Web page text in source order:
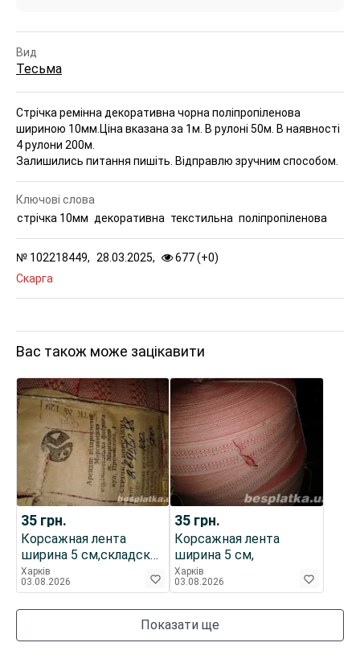
Вид
Тесьма
Стрічка ремінна декоративна чорна поліпропіленова
шириною 10мм. Ціна вказана за 1м. В рулоні 50м. В наявності
4 рулони 200м.
Залишились питання пишіть. Відправлю зручним способом.
№ 102218449, 28.03.2025, 677 (+0)
Скарга
Ключові слова
стрічка 10мм декоративна текстильна поліпропіленова
Вас також може зацікавити
35 грн.
Корсажная лента
ширина 5 см,складское
хранение идеал.
Харків
03.08.2026
35 грн.
Корсажная лента
ширина 5 см,
Харків
03.08.2026
Показати ще